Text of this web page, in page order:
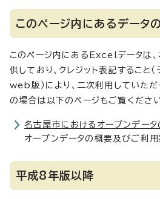
このページ内にあるデータ
このページ内にあるExcelデータは、
供しており、クレジット表記すること
web版）により、二次利用していただ
の場合は以下のページもご覧ください
名古屋市におけるオープンデータ
オープンデータの概要及びご利
平成8年版以降